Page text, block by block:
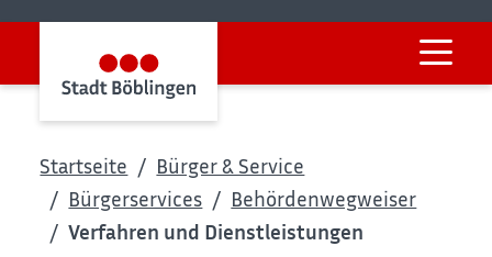
Startseite
Bürger & Service
Bürgerservices
Behördenwegweiser
Verfahren und Dienstleistungen